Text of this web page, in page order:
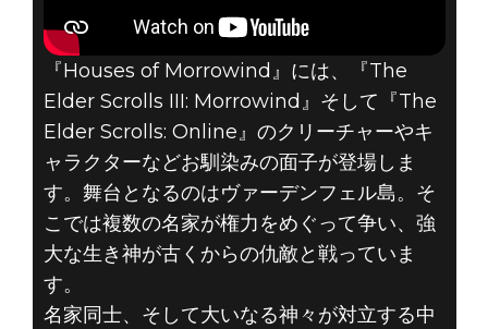
リリース
『Houses of Morrowind』には、『The
Elder Scrolls III: Morrowind』そして『The
Elder Scrolls: Online』のクリーチャーやキ
ャラクターなどお馴染みの面子が登場しま
す。舞台となるのはヴァーデンフェル島。そ
こでは複数の名家が権力をめぐって争い、強
大な生き神が古くからの仇敵と戦っていま
す。
名家同士、そして大いなる神々が対立する中